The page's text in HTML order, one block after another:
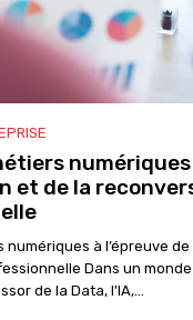
numériques
et de la
numériques à l’épreuve de
Dans un
de la Data, l'IA,...